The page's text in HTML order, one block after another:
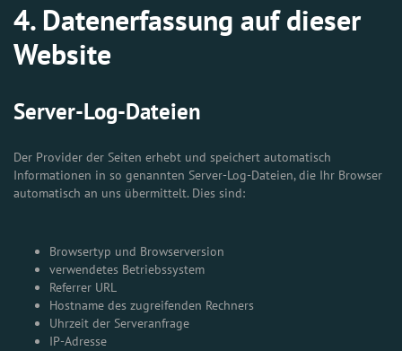
4. Datenerfassung auf dieser
Website
Server-Log-Dateien
Der Provider der Seiten erhebt und speichert automatisch
Informationen in so genannten Server-Log-Dateien, die Ihr Browser
automatisch an uns übermittelt. Dies sind:
Browsertyp und Browserversion
verwendetes Betriebssystem
Referrer URL
Hostname des zugreifenden Rechners
Uhrzeit der Serveranfrage
IP-Adresse